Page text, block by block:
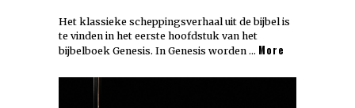
Het klassieke scheppingsverhaal uit de bijbel is
te vinden in het eerste hoofdstuk van het
bijbelboek Genesis. In Genesis worden … More